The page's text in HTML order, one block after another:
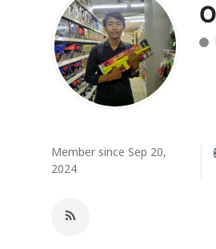
Desa Adat
Alam BaliMember since Sep 20,
2024